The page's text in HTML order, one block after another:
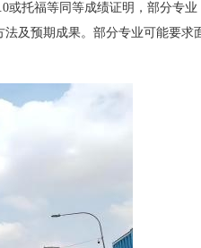
或托福等同等成绩证明，部分专业
及预期成果。部分专业可能要求